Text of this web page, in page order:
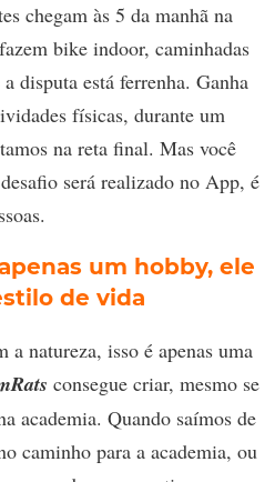
chegam às 5 da manhã na
bike indoor, caminhadas
disputa está ferrenha. Ganha
físicas, durante um
na reta final. Mas você
será realizado no App, é
um hobby, ele
de vida
natureza, isso é apenas uma
consegue criar, mesmo se
academia. Quando saímos de
caminho para a academia, ou